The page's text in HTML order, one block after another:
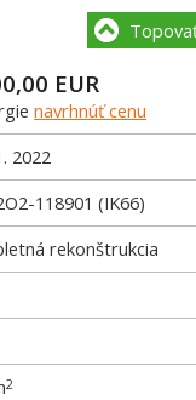
EUR
navrhnúť cenu
2022
118901 (IK66)
rekonštrukcia
2